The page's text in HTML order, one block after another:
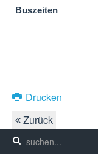
Buszeiten
Drucken
Zurück